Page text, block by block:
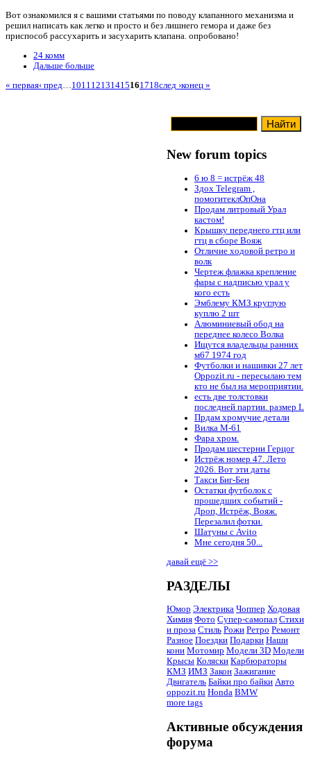
Вот ознакомился я с вашими статьями по поводу клапанного механизма и
решил написать как легко и просто и без лишнего гемора и даже без
приспособ рассухарить и засухарить клапана. опробовано!
24 комм
Дальше больше
« первая‹ пред…101112131415161718след ›конец »
New forum topics
6 ю 8 = истрёж 48
Здох Telegram ,
помогитеклОпОна
Продам литровый Урал
кастом!
Крышку переднего гтц или
гтц в сборе Вояж
Отличие ходовой ретро и
волк
Чертеж флажка крепление
фары с надписью урал у
кого есть
Эмблему КМЗ круглую
куплю 2 шт
Алюминиевый обод на
переднее колесо Волка
Ищутся владельцы ранних
м67 1974 год
Футболки и нашивки 27 лет
Oppozit.ru - пересылаю тем
кто не был на мероприятии.
есть две толстовки
последней партии. размер L
Прдам хромучие детали
Вилка М-61
Фара хром.
Продам шестерни Герцог
Истрёж номер 47. Лето
2026. Вот эти даты
Такси Биг-Бен
Остатки футболок с
прошедших событий -
Дроп, Истрёж, Вояж.
Перезалил фотки.
Шатуны с Avito
Мне сегодня 50...
давай ещё >>
РАЗДЕЛЫ
Юмор Электрика Чоппер Ходовая
Химия Фото Супер-самопал Стихи
и проза Стиль Рожи Ретро Ремонт
Разное Поездки Подарки Наши
кони Мотомир Модели 3D Модели
Крысы Коляски Карбюраторы
КМЗ ИМЗ Закон Зажигание
Двигатель Байки про байки Авто
oppozit.ru Honda BMW
more tags
Активные обсуждения
форума